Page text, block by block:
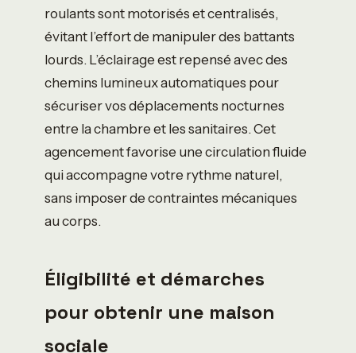
roulants sont motorisés et centralisés,
évitant l’effort de manipuler des battants
lourds. L’éclairage est repensé avec des
chemins lumineux automatiques pour
sécuriser vos déplacements nocturnes
entre la chambre et les sanitaires. Cet
agencement favorise une circulation fluide
qui accompagne votre rythme naturel,
sans imposer de contraintes mécaniques
au corps.
Éligibilité et démarches
pour obtenir une maison
sociale